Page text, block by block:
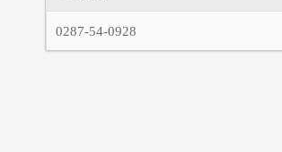
0287-54-0928